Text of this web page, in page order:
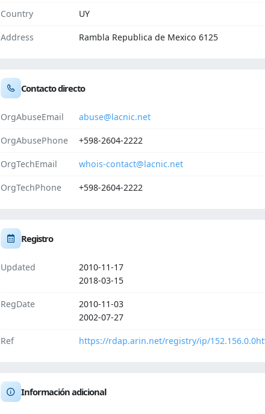
Country UY
Address Rambla Republica de Mexico 6125
Contacto directo
OrgAbuseEmail abuse@lacnic.net
OrgAbusePhone +598-2604-2222
OrgTechEmail whois-contact@lacnic.net
OrgTechPhone +598-2604-2222
Registro
Updated
2010-11-17
2018-03-15
RegDate
2010-11-03
2002-07-27
Ref https://rdap.arin.net/registry/ip/152.156.0.0
Información adicional